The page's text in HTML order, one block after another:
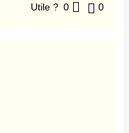
Utile ? 0 0